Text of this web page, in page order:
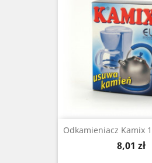
Odkamieniacz Kamix
Cena
8,01 zł